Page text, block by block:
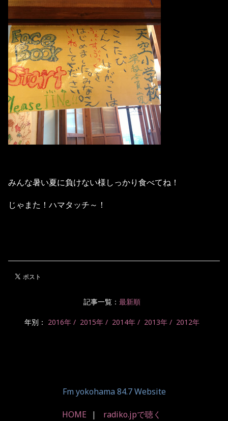
みんな暑い夏に負けない様しっかり食べてね！
じゃまた！ハマタッチ～！
記事一覧： 最新順
年別： 2016年 2015年 2014年 2013年 2012年
Fm yokohama 84.7 Website
HOME radiko.jpで聴く